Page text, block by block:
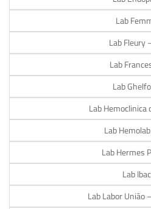
Lab
Lab Fleury
Lab
Lab
Lab Hemoclinica
Lab
Lab Hermes
Lab Ibac
Lab Labor União